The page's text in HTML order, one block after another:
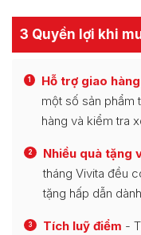
3 Quyền lợi khi
1 Hỗ trợ giao
một số sản phẩm
hàng và kiểm tra
2 Nhiều quà tặng
tháng Vivita đều
tặng hấp dẫn
3 Tích luỹ điểm -